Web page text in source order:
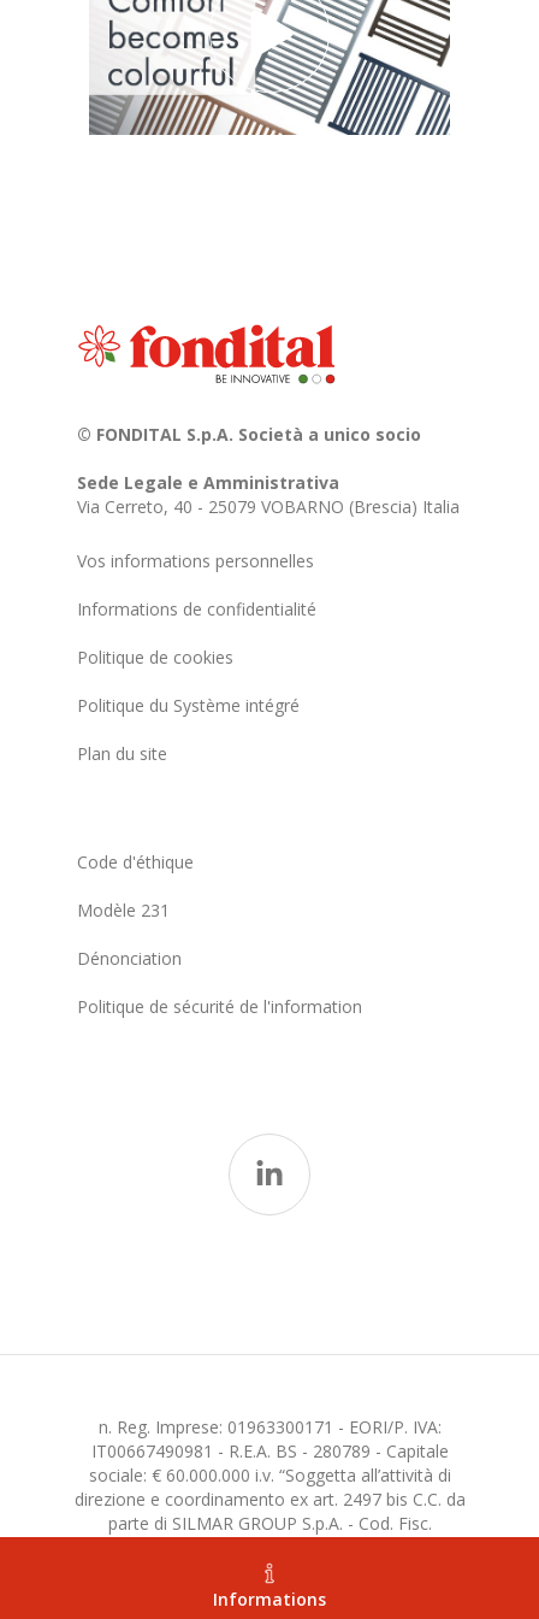
Informations
© FONDITAL S.p.A. Società a unico socio
Sede Legale e Amministrativa
Via Cerreto, 40 - 25079 VOBARNO (Brescia) Italia
Vos informations personnelles
Informations de confidentialité
Politique de cookies
Politique du Système intégré
Plan du site
Code d'éthique
Modèle 231
Dénonciation
Politique de sécurité de l'information
n. Reg. Imprese: 01963300171 - EORI/P. IVA:
IT00667490981 - R.E.A. BS - 280789 - Capitale
sociale: € 60.000.000 i.v. “Soggetta all’attività di
direzione e coordinamento ex art. 2497 bis C.C. da
parte di SILMAR GROUP S.p.A. - Cod. Fisc.